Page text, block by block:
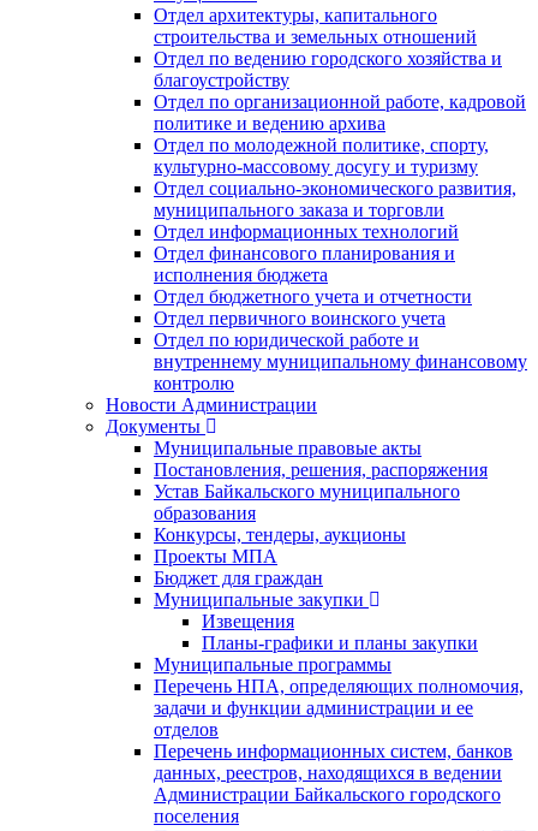
Отдел архитектуры, капитального
строительства и земельных отношений
Отдел по ведению городского хозяйства и
благоустройству
Отдел по организационной работе, кадровой
политике и ведению архива
Отдел по молодежной политике, спорту,
культурно-массовому досугу и туризму
Отдел социально-экономического развития,
муниципального заказа и торговли
Отдел информационных технологий
Отдел финансового планирования и
исполнения бюджета
Отдел бюджетного учета и отчетности
Отдел первичного воинского учета
Отдел по юридической работе и
внутреннему муниципальному финансовому
контролю
Новости Администрации
Документы
Муниципальные правовые акты
Постановления, решения, распоряжения
Устав Байкальского муниципального
образования
Конкурсы, тендеры, аукционы
Проекты МПА
Бюджет для граждан
Муниципальные закупки
Извещения
Планы-графики и планы закупки
Муниципальные программы
Перечень НПА, определяющих полномочия,
задачи и функции администрации и ее
отделов
Перечень информационных систем, банков
данных, реестров, находящихся в ведении
Администрации Байкальского городского
поселения